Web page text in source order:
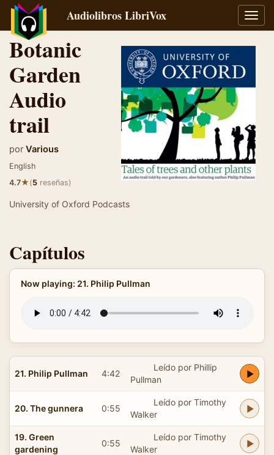
Audiolibros LibriVox
Botanic
Garden
Audio
trail
por Various
English
4.7★(5 reseñas)
University of Oxford Podcasts
Capítulos
Now playing: 21. Philip Pullman
21. Philip Pullman 4:42
Leído por Phillip
Pullman
20. The gunnera 0:55
Leído por Timothy
Walker
19. Green
gardening
0:55
Leído por Timothy
Walker